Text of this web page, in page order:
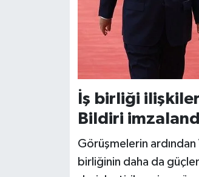
İş birliği
Bildiri
Görüşmelerin
birliğinin daha da